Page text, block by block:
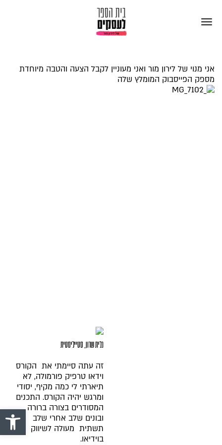
פתח
אני מנוי של לירון מור ואני מעוניין לקבל הצעה והטבה מיוחדת
מספק הפייסבוק המומלץ שלה
גלית שרון, סטייליסטית
זה עתה סיימתי את הקורס
וידאו טרפיק פורמולה, לא
תיארתי לי כמה מקיף, יסודי
ומרגש יהיה הקורס. התכנים
המסודרים בצורה ברורה ,
ובונים שלב אחרי שלב
תשתית מעולה לשיווק
בוידיאו.